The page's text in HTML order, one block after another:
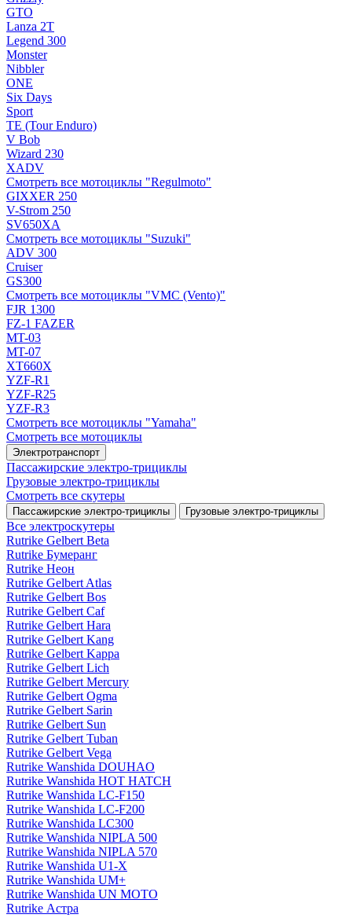
GTO
Lanza 2T
Legend 300
Monster
Nibbler
ONE
Six Days
Sport
TE (Tour Enduro)
V Bob
Wizard 230
XADV
Смотреть все мотоциклы "Regulmoto"
GIXXER 250
V-Strom 250
SV650XA
Смотреть все мотоциклы "Suzuki"
ADV 300
Cruiser
GS300
Смотреть все мотоциклы "VMC (Vento)"
FJR 1300
FZ-1 FAZER
MT-03
MT-07
XT660X
YZF-R1
YZF-R25
YZF-R3
Смотреть все мотоциклы "Yamaha"
Смотреть все мотоциклы
Электротранспорт
Пассажирские электро‑трициклы
Грузовые электро‑трициклы
Смотреть все скутеры
Пассажирские электро‑трициклы Грузовые электро‑трициклы
Все электро­скутеры
Rutrike Gelbert Beta
Rutrike Бумеранг
Rutrike Неон
Rutrike Gelbert Atlas
Rutrike Gelbert Bos
Rutrike Gelbert Caf
Rutrike Gelbert Hara
Rutrike Gelbert Kang
Rutrike Gelbert Kappa
Rutrike Gelbert Lich
Rutrike Gelbert Mercury
Rutrike Gelbert Ogma
Rutrike Gelbert Sarin
Rutrike Gelbert Sun
Rutrike Gelbert Tuban
Rutrike Gelbert Vega
Rutrike Wanshida DOUHAO
Rutrike Wanshida HOT HATCH
Rutrike Wanshida LC-F150
Rutrike Wanshida LC-F200
Rutrike Wanshida LC300
Rutrike Wanshida NIPLA 500
Rutrike Wanshida NIPLA 570
Rutrike Wanshida U1-X
Rutrike Wanshida UM+
Rutrike Wanshida UN MOTO
Rutrike Астра